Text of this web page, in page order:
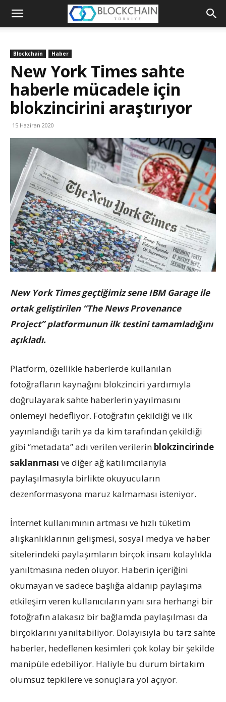
Blockchain
Blockchain Haber
New York Times sahte
haberle mücadele için
blokzincirini araştırıyor
15 Haziran 2020
New York Times geçtiğimiz sene IBM Garage ile
ortak geliştirilen “The News Provenance
Project” platformunun ilk testini tamamladığını
açıkladı.
Platform, özellikle haberlerde kullanılan
fotoğrafların kaynağını blokzinciri yardımıyla
doğrulayarak sahte haberlerin yayılmasını
önlemeyi hedefliyor. Fotoğrafın çekildiği ve ilk
yayınlandığı tarih ya da kim tarafından çekildiği
gibi “metadata” adı verilen verilerin blokzincirinde
saklanması ve diğer ağ katılımcılarıyla
paylaşılmasıyla birlikte okuyucuların
dezenformasyona maruz kalmaması isteniyor.
İnternet kullanımının artması ve hızlı tüketim
alışkanlıklarının gelişmesi, sosyal medya ve haber
sitelerindeki paylaşımların birçok insanı kolaylıkla
yanıltmasına neden oluyor. Haberin içeriğini
okumayan ve sadece başlığa aldanıp paylaşıma
etkileşim veren kullanıcıların yanı sıra herhangi bir
fotoğrafın alakasız bir bağlamda paylaşılması da
birçoklarını yanıltabiliyor. Dolayısıyla bu tarz sahte
haberler, hedeflenen kesimleri çok kolay bir şekilde
manipüle edebiliyor. Haliyle bu durum birtakım
olumsuz tepkilere ve sonuçlara yol açıyor.